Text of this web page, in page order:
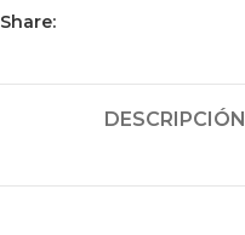
Share:
DESCRIPCIÓN